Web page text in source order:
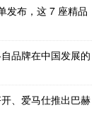
发布，这 7 座精品
品牌在中国发展的
、爱马仕推出巴赫